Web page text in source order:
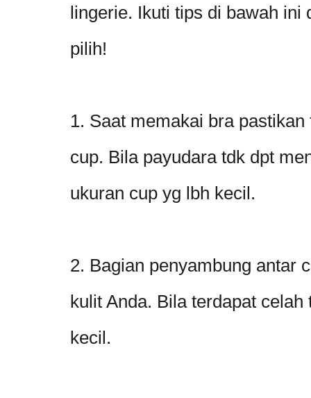
lingerie. Ikuti tips di bawah ini
pilih!
1. Saat memakai bra
cup. Bila payudara tdk dpt
ukuran cup yg lbh kecil.
2. Bagian penyambung antar
kulit Anda. Bila terdapat
kecil.